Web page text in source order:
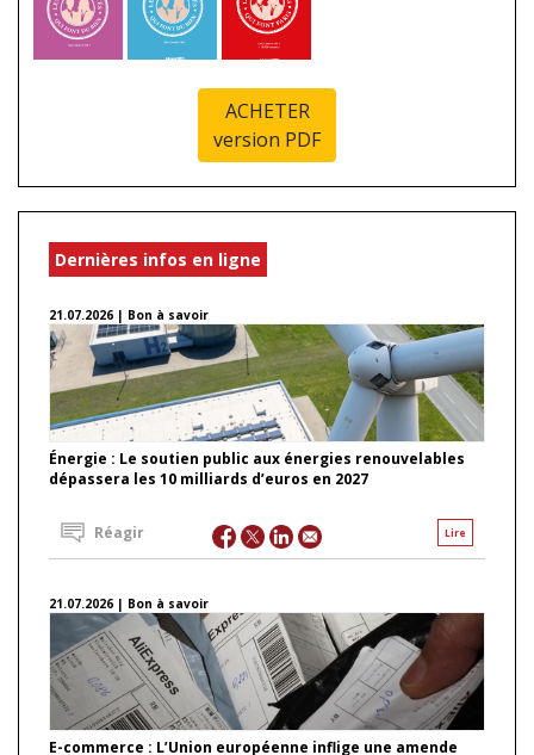
ACHETER
version PDF
Dernières infos en ligne
21.07.2026 | Bon à savoir
Énergie : Le soutien public aux énergies renouvelables
dépassera les 10 milliards d’euros en 2027
Lire
Réagir
21.07.2026 | Bon à savoir
E-commerce : L’Union européenne inflige une amende